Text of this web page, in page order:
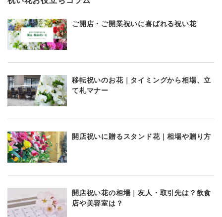
ご開店・ご開業祝いに喜ばれる祝い花
移転祝いのお花｜タイミングから相場、立
て札マナー
開店祝いに贈るスタンド花｜相場や贈り方
開店祝い花の相場｜友人・取引先は？飲食
店や美容室は？